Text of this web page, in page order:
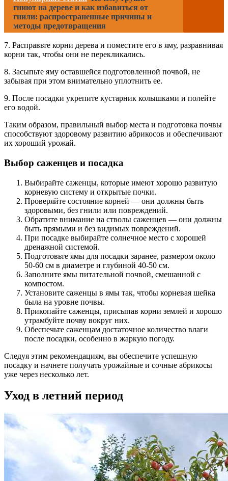
гниют на дереве и как избавиться от
гнили: распространенные причины и
методы предотвращения
7. Расправьте корни дерева и поместите его в яму, разравнивая
корни так, чтобы они не перекликались.
8. Засыпьте яму оставшейся подготовленной почвой, не
забывая при этом внимательно уплотнить ее.
9. После посадки укрепите кустарник колышками и полейте
его водой.
Таким образом, правильный выбор места и подготовка почвы
способствуют здоровому развитию абрикосов и обеспечивают
их хороший урожай.
Выбор саженцев и посадка
Выбирайте саженцы, которые имеют хорошо развитую
корневую систему и открытые почки.
Проверяйте состояние корней — они должны быть
здоровыми, без гнили или повреждений.
Обратите внимание на стволы саженцев — они должны
быть прямыми и без видимых повреждений.
При посадке выбирайте солнечное место с хорошей
дренажной системой.
Подготовьте ямы для посадки заранее, размером около
50-60 см в диаметре и глубиной 40-50 см.
Заполните ямы питательной почвой, смешанной с
компостом.
Установите саженцы в ямы так, чтобы корневая шейка
была на уровне почвы.
Прикопайте саженцы, присыпав корни землей и хорошо
утрамбуйте почву вокруг них.
Обеспечьте саженцам достаточное количество влаги
после посадки, особенно в жаркую погоду.
Следуя этим рекомендациям, вы обеспечите успешную
посадку и начнете получать урожайные и сочные абрикосы
уже через несколько лет.
Уход в летний период